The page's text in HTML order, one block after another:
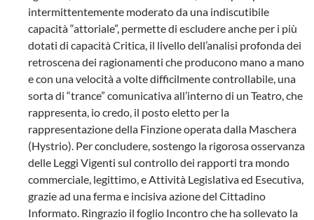
intermittentemente moderato da una indiscutibile
capacità “attoriale”, permette di escludere anche per i più
dotati di capacità Critica, il livello dell’analisi profonda dei
retroscena dei ragionamenti che producono mano a mano
e con una velocità a volte difficilmente controllabile, una
sorta di “trance” comunicativa all’interno di un Teatro, che
rappresenta, io credo, il posto eletto per la
rappresentazione della Finzione operata dalla Maschera
(Hystrio). Per concludere, sostengo la rigorosa osservanza
delle Leggi Vigenti sul controllo dei rapporti tra mondo
commerciale, legittimo, e Attività Legislativa ed Esecutiva,
grazie ad una ferma e incisiva azione del Cittadino
Informato. Ringrazio il foglio Incontro che ha sollevato la